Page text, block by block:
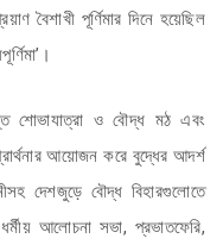
বৈশাখী পূর্ণিমার দিনে হয়েছিল
শোভাযাত্রা ও বৌদ্ধ মঠ এবং
আয়োজন করে বুদ্ধের আদর্শ
দেশজুড়ে বৌদ্ধ বিহারগুলোতে
আলোচনা সভা, প্রভাতফেরি,